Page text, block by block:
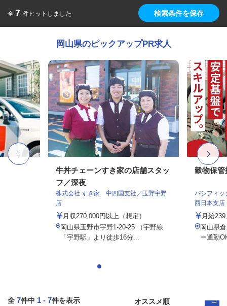
全 7 件ヒットしました 検索条件を保存
岡山県のピックアップPR求人
牛丼チェーンすき家の店舗スタッ
フ／深夜
株式会社 すき家 中四国支社／玉野宇野
店
月収270,000円以上（想定）
岡山県玉野市宇野1-20-25 （宇野線
「宇野駅」より徒歩16分...
穀物保管
パシフィ
西日本支店
月給
岡山県
ー通勤
全 7件中 1 - 7件を表示